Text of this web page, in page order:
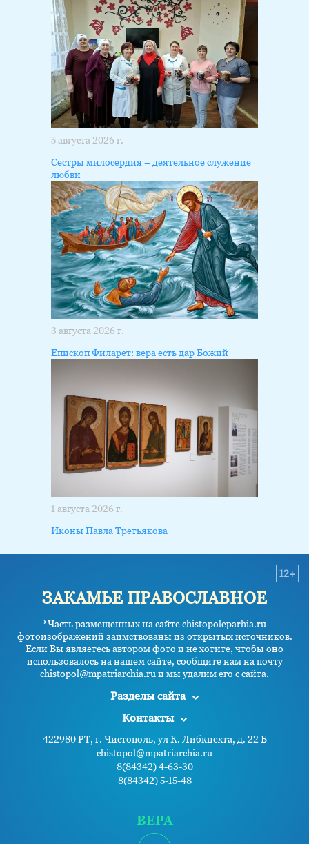
5 августа 2026 г.
Сестры милосердия – деятельное служение
любви
3 августа 2026 г.
Епископ Филарет: вера есть дар Божий
1 августа 2026 г.
Иконы Павла Третьякова
ЗАКАМЬЕ ПРАВОСЛАВНОЕ
*Часть размещенных на сайте chistopoleparhia.ru
фотоизображений заимствованы из открытых источников.
Если Вы являетесь автором фото и не хотите, чтобы оно
использовалось на нашем сайте, сообщите нам на почту
chistopol@mpatriarchia.ru и мы удалим его с сайта.
12+
Разделы сайта
Контакты
422980 РТ, г. Чистополь, ул К. Либкнехта, д. 22 Б
chistopol@mpatriarchia.ru
8(84342) 4-63-30
8(84342) 5-15-48
ВЕРА